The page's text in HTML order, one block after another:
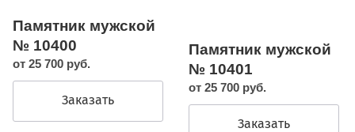
Памятник мужской
№ 10400
от 25 700 руб.
Заказать
Памятник мужской
№ 10401
от 25 700 руб.
Заказать